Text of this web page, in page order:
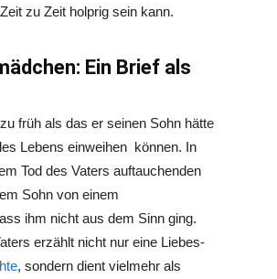
zu Zeit holprig sein kann.
Ein Brief als
früh als das er seinen Sohn hätte
Lebens einweihen können. In
Tod des Vaters auftauchenden
Sohn von einem
ihm nicht aus dem Sinn ging.
erzählt nicht nur eine Liebes-
, sondern dient vielmehr als